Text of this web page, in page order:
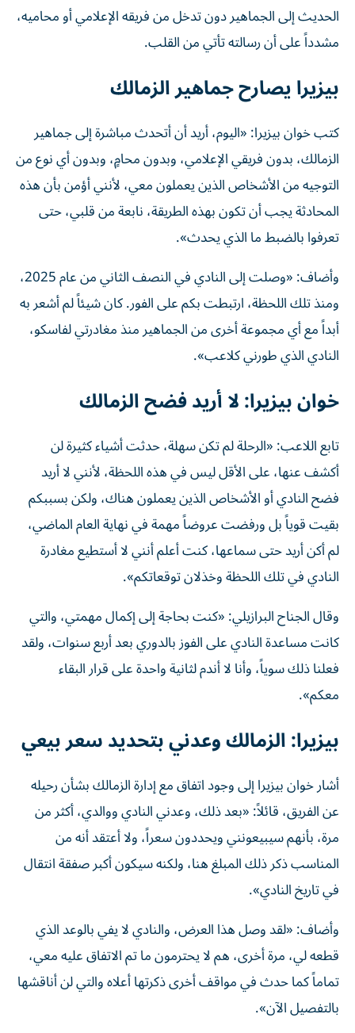
الحديث إلى الجماهير دون تدخل من فريقه الإعلامي أو محاميه،
مشدداً على أن رسالته تأتي من القلب.
بيزيرا يصارح جماهير الزمالك
كتب خوان بيزيرا: «اليوم، أريد أن أتحدث مباشرة إلى جماهير
الزمالك، بدون فريقي الإعلامي، وبدون محامٍ، وبدون أي نوع من
التوجيه من الأشخاص الذين يعملون معي، لأنني أؤمن بأن هذه
المحادثة يجب أن تكون بهذه الطريقة، نابعة من قلبي، حتى
تعرفوا بالضبط ما الذي يحدث».
وأضاف: «وصلت إلى النادي في النصف الثاني من عام 2025،
ومنذ تلك اللحظة، ارتبطت بكم على الفور. كان شيئاً لم أشعر به
أبداً مع أي مجموعة أخرى من الجماهير منذ مغادرتي لفاسكو،
النادي الذي طورني كلاعب».
خوان بيزيرا: لا أريد فضح الزمالك
تابع اللاعب: «الرحلة لم تكن سهلة، حدثت أشياء كثيرة لن
أكشف عنها، على الأقل ليس في هذه اللحظة، لأنني لا أريد
فضح النادي أو الأشخاص الذين يعملون هناك، ولكن بسببكم
بقيت قوياً بل ورفضت عروضاً مهمة في نهاية العام الماضي،
لم أكن أريد حتى سماعها، كنت أعلم أنني لا أستطيع مغادرة
النادي في تلك اللحظة وخذلان توقعاتكم».
وقال الجناح البرازيلي: «كنت بحاجة إلى إكمال مهمتي، والتي
كانت مساعدة النادي على الفوز بالدوري بعد أربع سنوات، ولقد
فعلنا ذلك سوياً، وأنا لا أندم لثانية واحدة على قرار البقاء
معكم».
بيزيرا: الزمالك وعدني بتحديد سعر بيعي
أشار خوان بيزيرا إلى وجود اتفاق مع إدارة الزمالك بشأن رحيله
عن الفريق، قائلاً: «بعد ذلك، وعدني النادي ووالدي، أكثر من
مرة، بأنهم سيبيعونني ويحددون سعراً، ولا أعتقد أنه من
المناسب ذكر ذلك المبلغ هنا، ولكنه سيكون أكبر صفقة انتقال
في تاريخ النادي».
وأضاف: «لقد وصل هذا العرض، والنادي لا يفي بالوعد الذي
قطعه لي، مرة أخرى، هم لا يحترمون ما تم الاتفاق عليه معي،
تماماً كما حدث في مواقف أخرى ذكرتها أعلاه والتي لن أناقشها
بالتفصيل الآن».